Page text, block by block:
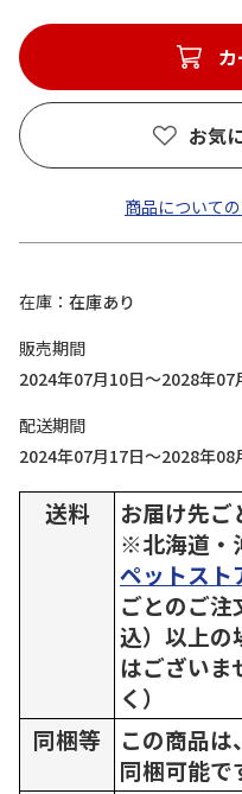
お気
商品について
在庫
在庫あり
販売期間
2024年07月10日～2028年07
配送期間
2024年07月17日～2028年08
送料
お届け先ご
※北海道・
ペットスト
ごとのご
込）以上の
はございま
く）
同梱等
この商品は、
同梱可能で